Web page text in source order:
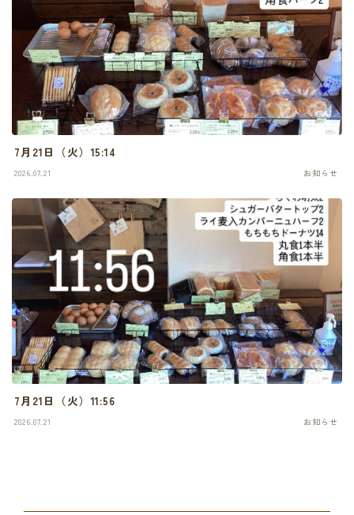
7月21日（火）15:14
2026.07.21 お知らせ
7月21日（火）11:56
2026.07.21 お知らせ